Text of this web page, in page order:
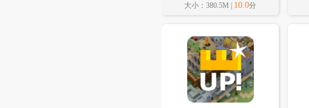
大小：380.5M | 10.0分